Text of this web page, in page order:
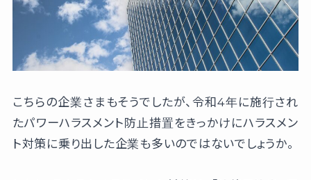
こちらの企業さまもそうでしたが、令和4年に施行され
たパワーハラスメント防止措置をきっかけにハラスメン
ト対策に乗り出した企業も多いのではないでしょうか。